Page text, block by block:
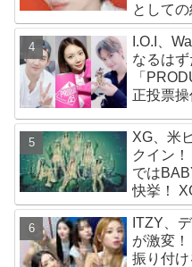
として
京ドー
I.O.I、
なるは
「
正投票
XG、米
クイン
では
快挙！
らない…
日本人
ITZY、
が激変
振り付